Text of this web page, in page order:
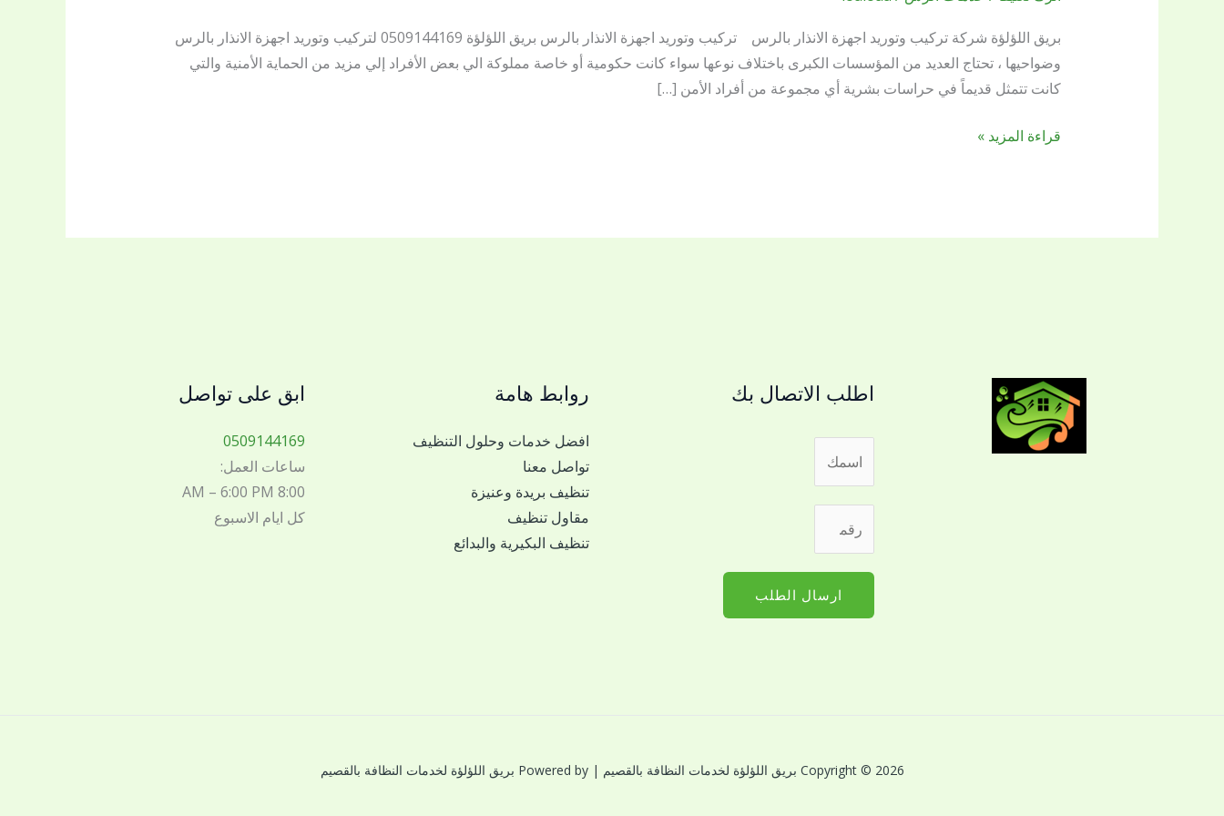
بريق اللؤلؤة شركة تركيب وتوريد اجهزة الانذار بالرس تركيب وتوريد اجهزة الانذار بالرس بريق اللؤلؤة 0509144169 لتركيب وتوريد اجهزة الانذار بالرس
وضواحيها ، تحتاج العديد من المؤسسات الكبرى باختلاف نوعها سواء كانت حكومية أو خاصة مملوكة الي بعض الأفراد إلي مزيد من الحماية الأمنية والتي
كانت تتمثل قديماً في حراسات بشرية أي مجموعة من أفراد الأمن […]
اجهزة
الانذار
بالرس
0509144169
قراءة المزيد »
اطلب الاتصال بك
ا
م
*م
ل
ل
ارسال الطلب
روابط هامة
افضل خدمات وحلول التنظيف
تواصل معنا
تنظيف بريدة وعنيزة
مقاول تنظيف
تنظيف البكيرية والبدائع
ابق على تواصل
0509144169
ساعات العمل:
8:00 AM – 6:00 PM
كل ايام الاسبوع
Copyright © 2026 بريق اللؤلؤة لخدمات النظافة بالقصيم | Powered by بريق اللؤلؤة لخدمات النظافة بالقصيم